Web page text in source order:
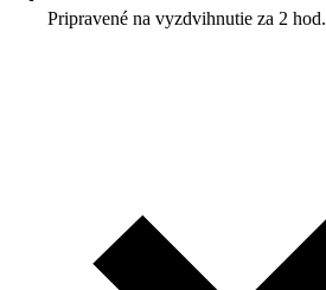
Pripravené na vyzdvihnutie za 2 hod.